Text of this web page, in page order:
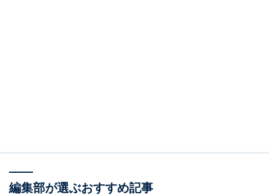
変更、売り切れの場合もあります。
編集部が選ぶおすすめ記事